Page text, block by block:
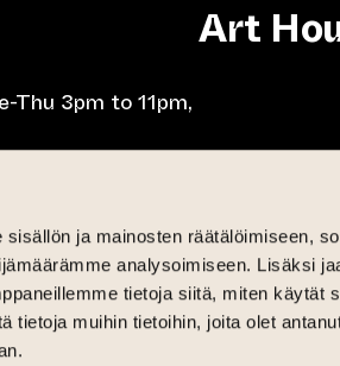
ja mainosten räätälöimiseen,
analysoimiseen. Lisäksi
tietoja siitä, miten käytät
tietoja muihin tietoihin, joita olet
3pm to 11pm,
Thu 10am to
10.30-15,
11am until 3pm
Art